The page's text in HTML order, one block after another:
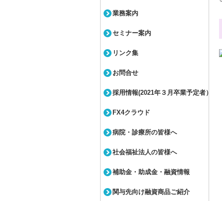
業務案内
セミナー案内
リンク集
お問合せ
採用情報(2021年３月卒業予定者）
FX4クラウド
病院・診療所の皆様へ
社会福祉法人の皆様へ
補助金・助成金・融資情報
関与先向け融資商品ご紹介